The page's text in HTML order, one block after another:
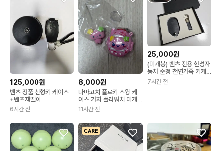
125,000원
벤츠 정품 신형키 케이스
+벤츠재떨이
6시간 전
8,000원
다마고치 플로키 스윙 케
이스 가챠 플라워치 미개
봉 일괄
11시간 전
25,000원
(미개봉) 벤츠 전용 한성자
동차 순정 천연가죽 키케
이스 1개 2.5만원
7시간 전